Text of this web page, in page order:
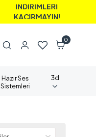
0
Hazır Ses
Sistemleri
3d